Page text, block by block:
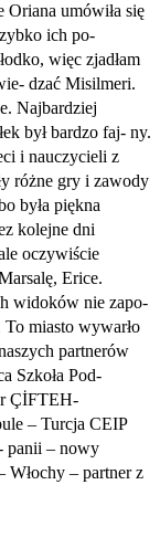
Oriana umówiła się
ich po-
więc zjadłam
dzać Misilmeri.
Najbardziej
był bardzo faj- ny.
i nauczycieli z
różne gry i zawody
była piękna
kolejne dni
oczywiście
Erice.
widoków nie zapo-
miasto wywarło
partnerów
Szkoła Pod-
ÇİFTEH-
– Turcja CEIP
panii – nowy
Włochy – partner z